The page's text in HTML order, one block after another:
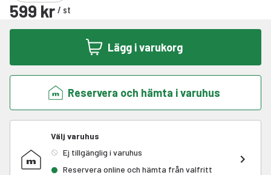
599 kr / st
Lägg i varukorg
Reservera och hämta i varuhus
Välj varuhus
Ej tillgänglig i varuhus
Reservera online och hämta från valfritt